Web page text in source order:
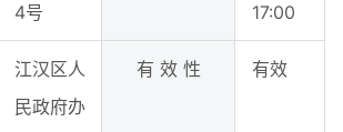
4号
17:00
江汉区人
民政府办
有 效 性 有效